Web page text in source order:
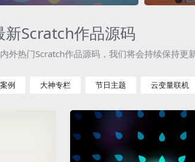
新Scratch作品源码
外热门Scratch作品源码，我们将会持续保持更
例 大神专栏 节日主题 云变量联机